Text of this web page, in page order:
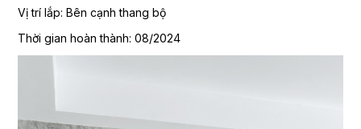
Vị trí lắp: Bên cạnh thang bộ
Thời gian hoàn thành: 08/2024